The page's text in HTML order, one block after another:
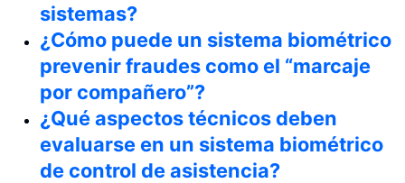
sistemas?
¿Cómo puede un sistema biométrico
prevenir fraudes como el “marcaje
por compañero”?
¿Qué aspectos técnicos deben
evaluarse en un sistema biométrico
de control de asistencia?